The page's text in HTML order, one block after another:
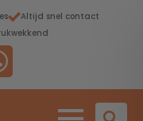
Altijd snel contact